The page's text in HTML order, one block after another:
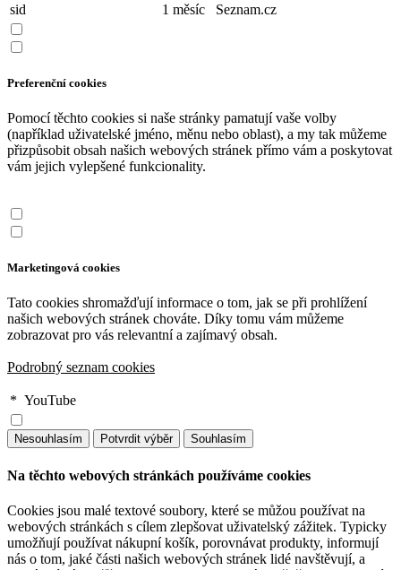
sid
1 měsíc Seznam.cz
Preferenční cookies
Pomocí těchto cookies si naše stránky pamatují vaše volby
(například uživatelské jméno, měnu nebo oblast), a my tak můžeme
přizpůsobit obsah našich webových stránek přímo vám a poskytovat
vám jejich vylepšené funkcionality.
Marketingová cookies
Tato cookies shromažďují informace o tom, jak se při prohlížení
našich webových stránek chováte. Díky tomu vám můžeme
zobrazovat pro vás relevantní a zajímavý obsah.
Podrobný seznam cookies
* YouTube
Na těchto webových stránkách používáme cookies
Cookies jsou malé textové soubory, které se můžou používat na
webových stránkách s cílem zlepšovat uživatelský zážitek. Typicky
umožňují používat nákupní košík, porovnávat produkty, informují
nás o tom, jaké části našich webových stránek lidé navštěvují, a